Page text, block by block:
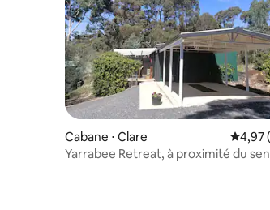
Cabane ⋅ Clare
4,97
Yarrabee Retreat, à proximité du